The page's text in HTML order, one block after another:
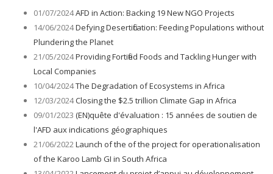
01/07/2024AFD in Action: Backing 19 New NGO Projects
14/06/2024Defying Desertification: Feeding Populations without
Plundering the Planet
21/05/2024Providing Fortified Foods and Tackling Hunger with
Local Companies
10/04/2024The Degradation of Ecosystems in Africa
12/03/2024Closing the $2.5 trillion Climate Gap in Africa
09/01/2023 (EN)quête d'évaluation : 15 années de soutien de
l'AFD aux indications géographiques
21/06/2022Launch of the of the project for operationalisation
of the Karoo Lamb GI in South Africa